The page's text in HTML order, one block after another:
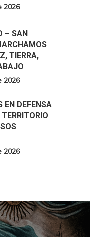
2026
– SAN
TIERRA,
2026
EN DEFENSA
2026